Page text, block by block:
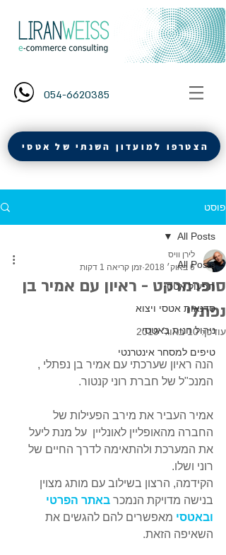
054-6620385
הצטרפו למועדון השנתי של אטסי
פוסט
All Posts
תפעול אטסי
סדנאות אטסי ויצוא
ניהול חנות באטסי
טיפים למסחר אינטרנטי
All Posts
סופרמרקט - ראיון עם אמיר בן
נפתלי
לירן וויס
6 באוק׳ 2018
זמן קריאה 1 דקות
עודכן:10 באוג׳ 2019
הנה ראיון שערכתי עם אמיר בן נפתלי ,
המנכ"ל של חברת רוני קנטור.
אמיר העביר את מירב הפעילות של
החברה מהאופליין לאונליין  על מנת ליעל
את המערכת ולהתאימה לדרך החיים של
רוני ושלו.
הקידמה, הרצון בשילוב עם מותג מצוין
בנישה מדויקת הנמכר באתר הפרטי
ובאטסי מאפשרים להם להגשים את
השאיפה הזאת.